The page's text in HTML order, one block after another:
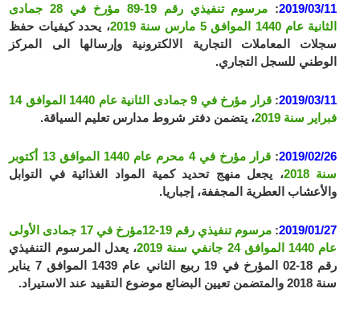
2019/03/11
:
مرسوم تنفيذي رقم 19-89 مؤرخ في 28 جمادى
الثانية عام 1440 الموافق 5 مارس سنة 2019
، يحدد كيفيات حفظ
سجلات المعاملات التجارية الالكترونية وإرسالها الى المركز
الوطني للسجل التجاري.
2019/03/11
:
قرار مؤرخ في 9 جمادى الثانية عام 1440 الموافق 14
فبراير سنة 2019
، يتضمن دفتر شروط مدارس تعليم السياقة.
2019/02/26
:
قرار مؤرخ في 4 محرم عام 1440 الموافق 13 أكتوبر
سنة 2018
، يجعل منهج تحديد كمية المواد الغذائية في التوابل
والأعشاب العطرية المجففة، إجباريا.
2019/01/27
:
مرسوم تنفيذي رقم 19-12مؤرخ في 17 جمادى الأولى
عام 1440 الموافق 24 جانفي سنة 2019
، يعدل المرسوم التنفيذي
رقم 18-02 المؤرخ في 19 ربيع الثاني عام 1439 الموافق 7 يناير
سنة 2018 والمتضمن تعيين البضائع موضوع التقييد عند الاستيراد.